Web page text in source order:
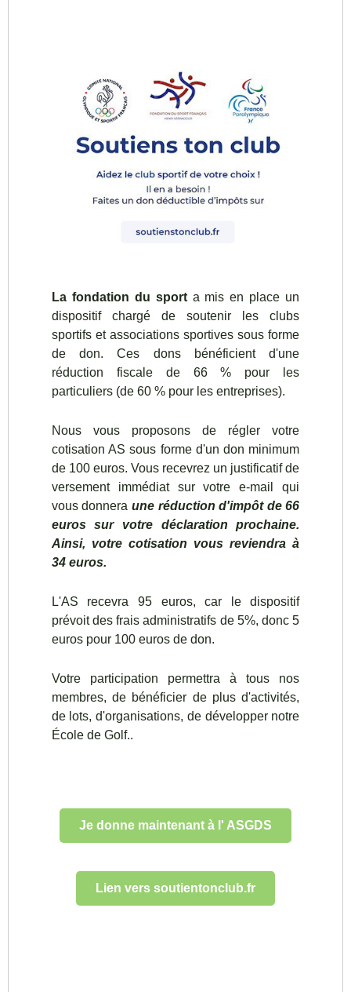
La fondation du sporta mis en place un
dispositif chargé de soutenir les clubs
sportifs et associations sportives sous forme
de don. Ces dons bénéficient d'une
réduction fiscale de 66 % pour les
particuliers (de 60 % pour les entreprises).
Nous vous proposons de régler votre
cotisation AS sous forme d'un don minimum
de 100 euros. Vous recevrez un justificatif de
versement immédiat sur votre e-mail qui
vous donnera une réduction d'impôt de 66
euros sur votre déclaration prochaine.
Ainsi, votre cotisation vous reviendra à
34 euros.
L'AS recevra 95 euros, car le dispositif
prévoit des frais administratifs de 5%, donc 5
euros pour 100 euros de don.
Votre participation permettra à tous nos
membres, de bénéficier de plus d'activités,
de lots, d'organisations, de développer notre
École de Golf..
Je donne maintenant à l' ASGDS
Lien vers soutientonclub.fr